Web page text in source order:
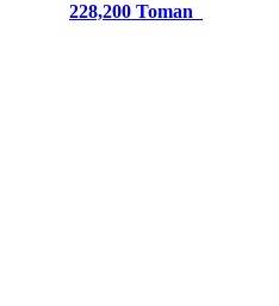
228,200 Toman